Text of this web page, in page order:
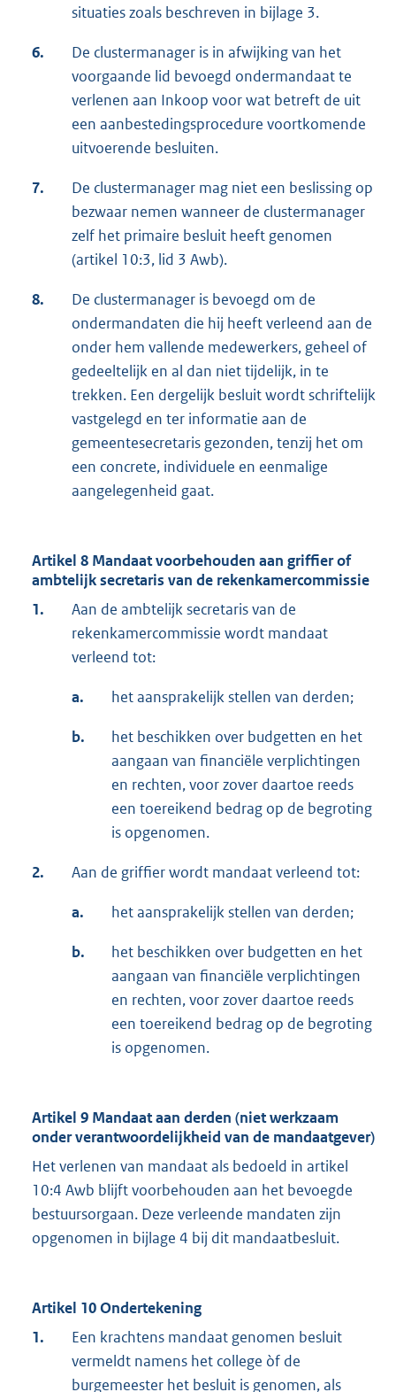
situaties zoals beschreven in bijlage 3.
6.
De clustermanager is in afwijking van het
voorgaande lid bevoegd ondermandaat te
verlenen aan Inkoop voor wat betreft de uit
een aanbestedingsprocedure voortkomende
uitvoerende besluiten.
7.
De clustermanager mag niet een beslissing op
bezwaar nemen wanneer de clustermanager
zelf het primaire besluit heeft genomen
(artikel 10:3, lid 3 Awb).
8.
De clustermanager is bevoegd om de
ondermandaten die hij heeft verleend aan de
onder hem vallende medewerkers, geheel of
gedeeltelijk en al dan niet tijdelijk, in te
trekken. Een dergelijk besluit wordt schriftelijk
vastgelegd en ter informatie aan de
gemeentesecretaris gezonden, tenzij het om
een concrete, individuele en eenmalige
aangelegenheid gaat.
Artikel 8 Mandaat voorbehouden aan griffier of
ambtelijk secretaris van de rekenkamercommissie
1.
Aan de ambtelijk secretaris van de
rekenkamercommissie wordt mandaat
verleend tot:
a. het aansprakelijk stellen van derden;
b.
het beschikken over budgetten en het
aangaan van financiële verplichtingen
en rechten, voor zover daartoe reeds
een toereikend bedrag op de begroting
is opgenomen.
2. Aan de griffier wordt mandaat verleend tot:
a. het aansprakelijk stellen van derden;
b.
het beschikken over budgetten en het
aangaan van financiële verplichtingen
en rechten, voor zover daartoe reeds
een toereikend bedrag op de begroting
is opgenomen.
Artikel 9 Mandaat aan derden (niet werkzaam
onder verantwoordelijkheid van de mandaatgever)
Het verlenen van mandaat als bedoeld in artikel
10:4 Awb blijft voorbehouden aan het bevoegde
bestuursorgaan. Deze verleende mandaten zijn
opgenomen in bijlage 4 bij dit mandaatbesluit.
Artikel 10 Ondertekening
1.
Een krachtens mandaat genomen besluit
vermeldt namens het college òf de
burgemeester het besluit is genomen, als